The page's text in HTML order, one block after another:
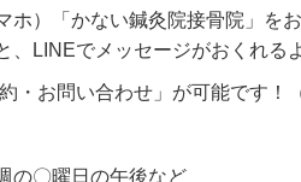
ホ）「かない鍼灸院接骨院」を
、LINEでメッセージがおくれる
・お問い合わせ」が可能です！
〇曜日の午後など